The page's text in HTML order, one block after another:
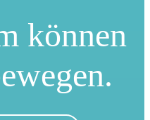
können